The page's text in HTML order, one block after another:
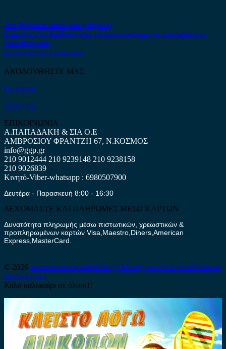
Δεν βρήκατε αυτό που ψάχνετε;
Είμαστε στη διάθεση σας να απαντήσουμε σε οποιαδήποτε
ερώτηση σας.
Επικοινωνήστε μαζί μας
ΑΚΟΛΟΥΘΗΣΤΕ ΜΑΣ
Facebook
ΧΑΡΤΗΣ
ΕΠΙΚΟΙΝΩΝΙΑ
Α.ΠΑΠΑΔΑΚΗ & ΣΙΑ Ο.Ε
ΑΜΒΡΟΣΙΟΥ ΦΡΑΝΤΖΗ 67, Ν.ΚΟΣΜΟΣ
info@ggp.gr
210 9012444 210 9239148 210 9238158
210 9026839
Κινητό-Viber-whatsapp : 6980507900
Δευτέρα - Παρασκευή 8:00 - 16:30
ΔΕΧΟΜΑΣΤΕ ΚΑΙ ΠΛΗΡΩΜΕΣ ΜΕΣΩ ΚΑΡΤΩΝ
Δυνατότητα πληρωμής μέσω πιστωτικών, χρεωστικών &
προπληρωμένων καρτών Visa,Maestro,Diners,American
Express,MasterCard.
© 2026 metaxirismenaantalaktika.grΜεταχειρισμένα Ανταλλακτικά
Αυτοκινήτων
Καλό καλοκαίρι σε όλους!!